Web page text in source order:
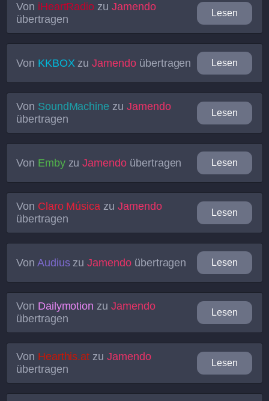
Von iHeartRadio zu Jamendo
übertragen
Lesen
Von KKBOX zuJamendoübertragen Lesen
Von SoundMachine zu Jamendo
übertragen
Lesen
Von EmbyzuJamendo übertragen Lesen
Von Claro Música zu Jamendo
übertragen
Lesen
Von AudiuszuJamendoübertragen Lesen
Von Dailymotion zu Jamendo
übertragen
Lesen
Von Hearthis.at zu Jamendo
übertragen
Lesen